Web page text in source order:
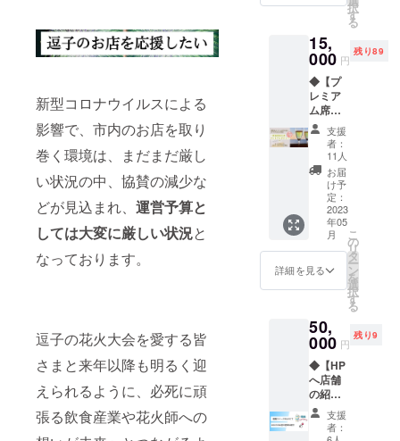
新型コロナウイルスによる
影響で、市内のお店を取り
巻く環境は、まだまだ厳し
い状況の中、協賛の減少な
どが見込まれ、 運営予算と
しては大変に厳しい状況と
なっております。
逗子の花火大会を愛する皆
さまと来年以降も明るく迎
えられるように、必死に頑
張る飲食産業や花火師への
す。 ☆
法：直
射日
光、高
温多湿
を避け
て保存
してく
ださ
い。 ☆
賞味期
限：商
品に記
載 ☆内
容量：
抹茶、
ほうじ
茶とも
に各50g
☆原材
マ茶
（抹
茶）：
含蜜糖
（国
産）、
ルクマ
パウ
ダー
けて涼
所で保
存して
下さ
い。 ※
開封後
は冷蔵
保存し
お早め
にお召
し上が
り下さ
い。 ※
賞味期
限：製
造日よ
り5～
6ヶ月
＝＝＝
＝＝＝
＝ ・ご
支援頂
いた方
に花火
大会ご
支援感
謝の
メール
をお送
送日か
ら約1か
品の裏
に記
載） ※
保存方
法：直
射日
光、高
温多湿
を避け
て保存
「原材
料及び
添加物
等の食
品表示
け商品
のラベ
記され
ます」
事業
者：カ
フェ
ラ・
シャッ
ト・ロ
ンロン
バー
グ：
160g×6
個セッ
ト ・特
製ビー
フシ
チュー
：約
300g×3
パック
・特製
ハッ
シュド
ビー
フ：約
300g×3
ロッケ
メンチ
セッ
ト：各8
個 ・特
製牛す
じ煮込
み：約
オード
ブル&ソ
フトド
リンク
付き〜
・スズ
キヤさ
んの
オード
ブルと
ソフト
ドリン
クの
セット
をお席
にてご
用意し
ており
ます。
枚で1名
分のチ
ケット
となり
ますの
で、必
ず必要
人数分
択
す
る
15,
000 円
残り89
◆【プ
レミア
ム席】
オード
ブル&ド
リンク
セット
限定100
がよく
見える
場所に
指定席
をご用
意 〜
オード
ブル&ス
パーク
リング
ワイン
付き〜
・スズ
キヤさ
んの
オード
支援
者：
11人
お届
け予
定：
2023
年05
月
詳細を見る
こ
の
リ
タ
ー
ン
を
選
択
す
る
50,
000 円
残り9
◆【HP
へ店舗
の紹介
記事掲
載】 ・
湘南ラ
支援
者：